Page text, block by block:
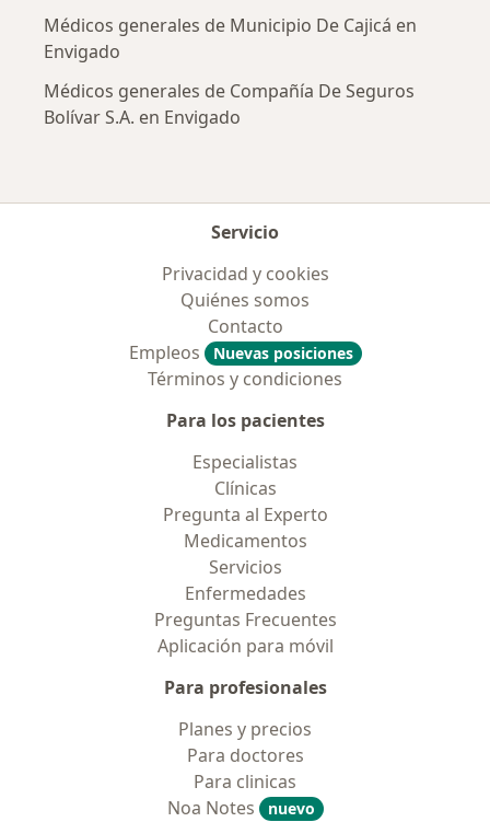
Médicos generales de Municipio De Cajicá en
Envigado
Médicos generales de Compañía De Seguros
Bolívar S.A. en Envigado
Servicio
Privacidad y cookies
Quiénes somos
Contacto
Empleos
Nuevas posiciones
Términos y condiciones
Para los pacientes
Especialistas
Clínicas
Pregunta al Experto
Medicamentos
Servicios
Enfermedades
Preguntas Frecuentes
Aplicación para móvil
Para profesionales
Planes y precios
Para doctores
Para clinicas
Noa Notes
nuevo